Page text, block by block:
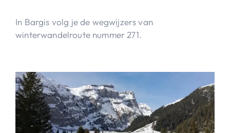
In Bargis volg je de wegwijzers van
winterwandelroute nummer 271.